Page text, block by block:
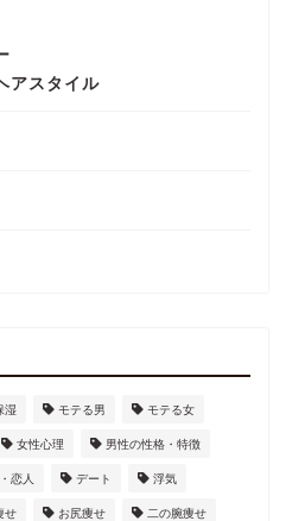
アスタイル
湿 モテる男 モテる女
女性心理 男性の性格・特徴
恋人 デート 浮気
せ お尻痩せ 二の腕痩せ